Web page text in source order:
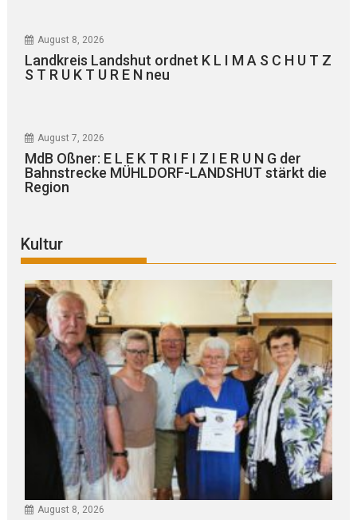
August 8, 2026
Landkreis Landshut ordnet K L I M A S C H U T Z
S T R U K T U R E N neu
August 7, 2026
MdB Oßner: E L E K T R I F I Z I E R U N G der
Bahnstrecke MÜHLDORF-LANDSHUT stärkt die
Region
Kultur
August 8, 2026